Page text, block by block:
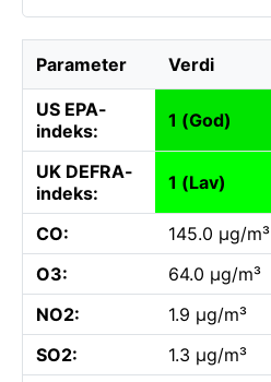
Parameter Verdi
US EPA-
indeks:
1 (God)
UK DEFRA-
indeks:
1 (Lav)
CO:
145.0 µg/m³
O3:
64.0 µg/m³
NO2:
1.9 µg/m³
SO2:
1.3 µg/m³